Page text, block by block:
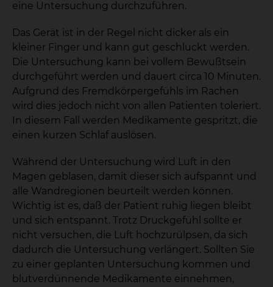
eine Untersuchung durchzuführen.
Das Gerät ist in der Regel nicht dicker als ein
kleiner Finger und kann gut geschluckt werden.
Die Untersuchung kann bei vollem Bewußtsein
durchgeführt werden und dauert circa 10 Minuten.
Aufgrund des Fremdkörpergefühls im Rachen
wird dies jedoch nicht von allen Patienten toleriert.
In diesem Fall werden Medikamente gespritzt, die
einen kurzen Schlaf auslösen.
Während der Untersuchung wird Luft in den
Magen geblasen, damit dieser sich aufspannt und
alle Wandregionen beurteilt werden können.
Wichtig ist es, daß der Patient ruhig liegen bleibt
und sich entspannt. Trotz Druckgefühl sollte er
nicht versuchen, die Luft hochzurülpsen, da sich
dadurch die Untersuchung verlängert. Sollten Sie
zu einer geplanten Untersuchung kommen und
blutverdünnende Medikamente einnehmen,